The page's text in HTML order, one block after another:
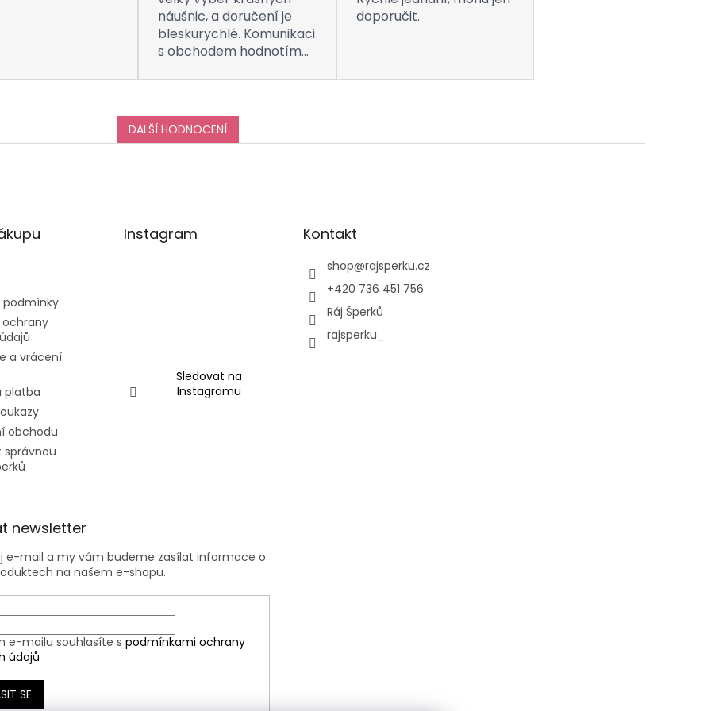
náušnic, a doručení je
bleskurychlé. Komunikaci
s obchodem hodnotím
za vše, a určitě se k vám
:-)
doporučit.
DALŠÍ HODNOCENÍ
a vrácení
platba
obchodu
správnou
Instagram
Sledovat na
Instagramu
Kontakt
shop@rajsperku.cz
+420 736 451 756
Ráj Šperků
rajsperku_
newsletter
e-mail a my vám budeme zasílat informace o
na našem e-shopu.
e-mailu souhlasíte s podmínkami ochrany
údajů
SE